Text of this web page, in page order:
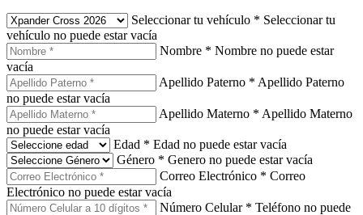
Seleccionar tu vehículo * Seleccionar tu
vehículo no puede estar vacía
Nombre * Nombre no puede estar
vacía
Apellido Paterno * Apellido Paterno
no puede estar vacía
Apellido Materno * Apellido Materno
no puede estar vacía
Edad * Edad no puede estar vacía
Género * Genero no puede estar vacía
Correo Electrónico * Correo
Electrónico no puede estar vacía
Número Celular * Teléfono no puede